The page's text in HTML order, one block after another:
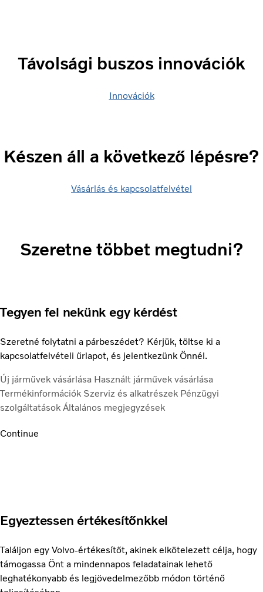
Távolsági buszos innovációk
Innovációk
Készen áll a következő lépésre?
Vásárlás és kapcsolatfelvétel
Szeretne többet megtudni?
Tegyen fel nekünk egy kérdést
Szeretné folytatni a párbeszédet? Kérjük, töltse ki a
kapcsolatfelvételi űrlapot, és jelentkezünk Önnél.
Új járművek vásárlása Használt járművek vásárlása
Termékinformációk Szerviz és alkatrészek Pénzügyi
szolgáltatások Általános megjegyzések
Continue
Egyeztessen értékesítőnkkel
Találjon egy Volvo-értékesítőt, akinek elkötelezett célja, hogy
támogassa Önt a mindennapos feladatainak lehető
leghatékonyabb és legjövedelmezőbb módon történő